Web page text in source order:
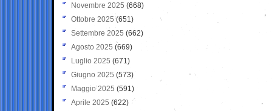
Novembre 2025 (668)
Ottobre 2025 (651)
Settembre 2025 (662)
Agosto 2025 (669)
Luglio 2025 (671)
Giugno 2025 (573)
Maggio 2025 (591)
Aprile 2025 (622)